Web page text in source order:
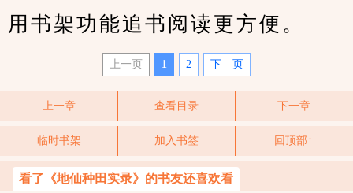
用书架功能追书阅读更方便。
上一页 1 2 下—页
上一章 查看目录 下一章
临时书架 加入书签 回顶部↑
看了《地仙种田实录》的书友还喜欢看